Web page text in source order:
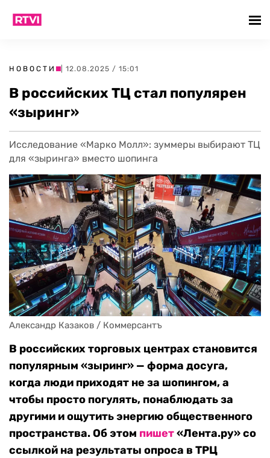
НОВОСТИ | 12.08.2025 / 15:01
В российских ТЦ стал популярен
«зыринг»
Исследование «Марко Молл»: зуммеры выбирают ТЦ
для «зыринга» вместо шопинга
Александр Казаков / Коммерсантъ
В российских торговых центрах становится
популярным «зыринг» — форма досуга,
когда люди приходят не за шопингом, а
чтобы просто погулять, понаблюдать за
другими и ощутить энергию общественного
пространства. Об этом пишет«Лента.ру» со
ссылкой на результаты опроса в ТРЦ